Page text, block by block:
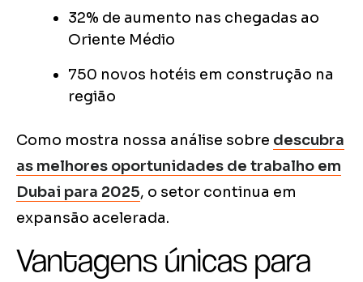
32% de aumento nas chegadas ao
Oriente Médio
750 novos hotéis em construção na
região
Como mostra nossa análise sobre descubra
as melhores oportunidades de trabalho em
Dubai para 2025, o setor continua em
expansão acelerada.
Vantagens únicas para